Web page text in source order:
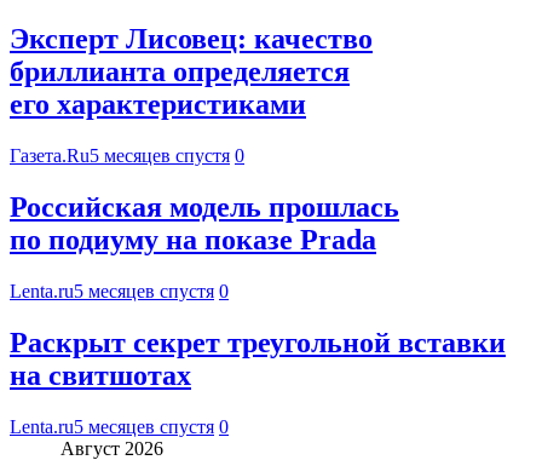
Эксперт Лисовец: качество
бриллианта определяется
его характеристиками
Газета.Ru5 месяцев спустя 0
Российская модель прошлась
по подиуму на показе Prada
Lenta.ru5 месяцев спустя 0
Раскрыт секрет треугольной вставки
на свитшотах
Lenta.ru5 месяцев спустя 0
Август 2026